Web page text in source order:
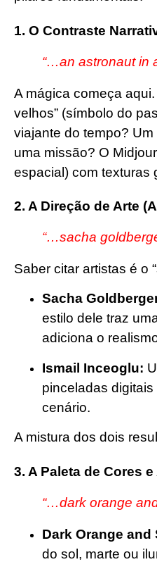
1. O Contraste
“…an astronaut in
A mágica começa
velhos” (símbolo do
viajante do tempo?
uma missão? O
espacial) com texturas
2. A Direção de Arte
“…sacha
Saber citar artistas é o
Sacha
estilo dele traz
adiciona o
Ismail Inceoglu:
pinceladas
cenário.
A mistura dos dois
3. A Paleta de Cores
“…dark orange
Dark Orange and
do sol, marte ou